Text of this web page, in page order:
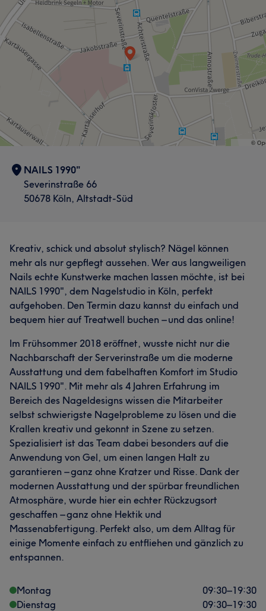
Was unsere Kunden über K1 sagen
Freundlich 11 Kompetent 8 Erfahren 8
Professionell 7
Professionell Gründlich 14 Freundlich
Sympathisch
NAILS 1990"
Severinstraße 66
50678 Köln, Altstadt-Süd
Kreativ, schick und absolut stylisch? Nägel können
mehr als nur gepflegt aussehen. Wer aus langweiligen
Nails echte Kunstwerke machen lassen möchte, ist bei
NAILS 1990", dem Nagelstudio in Köln, perfekt
aufgehoben. Den Termin dazu kannst du einfach und
bequem hier auf Treatwell buchen – und das online!
Im Frühsommer 2018 eröffnet, wusste nicht nur die
Nachbarschaft der Serverinstraße um die moderne
Ausstattung und dem fabelhaften Komfort im Studio
NAILS 1990". Mit mehr als 4 Jahren Erfahrung im
Bereich des Nageldesigns wissen die Mitarbeiter
selbst schwierigste Nagelprobleme zu lösen und die
Krallen kreativ und gekonnt in Szene zu setzen.
Spezialisiert ist das Team dabei besonders auf die
Anwendung von Gel, um einen langen Halt zu
garantieren – ganz ohne Kratzer und Risse. Dank der
modernen Ausstattung und der spürbar freundlichen
Atmosphäre, wurde hier ein echter Rückzugsort
geschaffen – ganz ohne Hektik und
Massenabfertigung. Perfekt also, um dem Alltag für
einige Momente einfach zu entfliehen und gänzlich zu
entspannen.
Montag 09:30–19:30
Dienstag
09:30–19:30